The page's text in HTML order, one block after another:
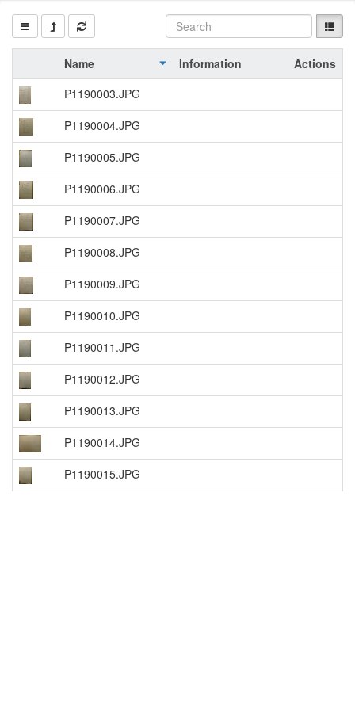
Name Information
Actions
P1190003.JPG
P1190004.JPG
P1190005.JPG
P1190006.JPG
P1190007.JPG
P1190008.JPG
P1190009.JPG
P1190010.JPG
P1190011.JPG
P1190012.JPG
P1190013.JPG
P1190014.JPG
P1190015.JPG